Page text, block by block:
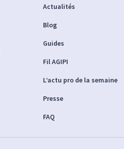
Actualités
Blog
Guides
Fil AGIPI
L’actu pro de la semaine
Presse
FAQ